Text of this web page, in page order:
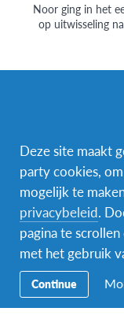
Noor ging in het
op uitwisseling
Secundaire
Navigatie
Deze site maakt
party cookies,
mogelijk te
privacybeleid.
pagina te
met het gebruik
Continue